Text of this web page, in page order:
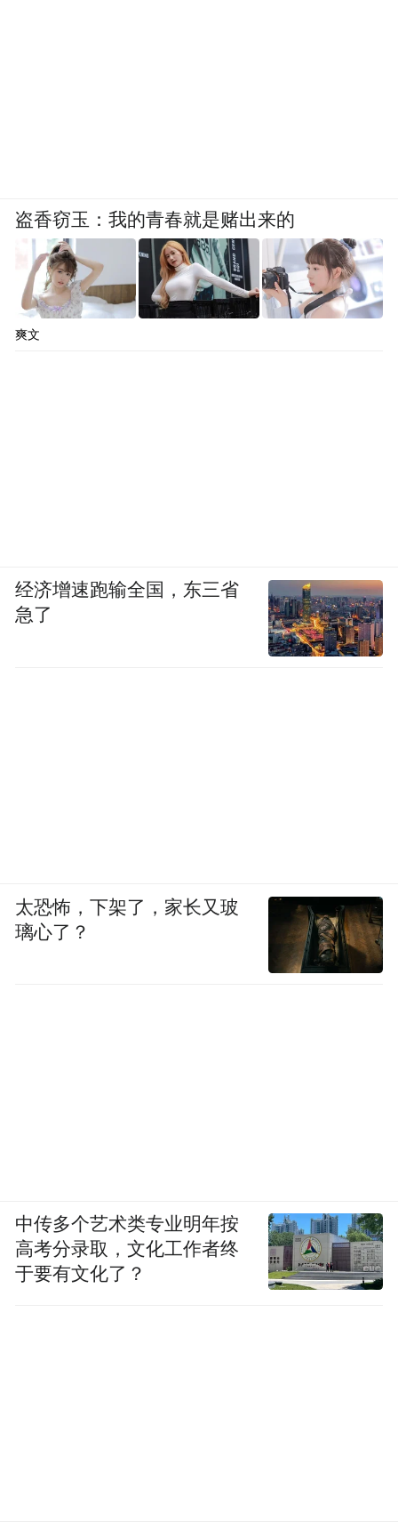
盗香窃玉：我的青春就是赌出来的
爽文
经济增速跑输全国，东三省
急了
太恐怖，下架了，家长又玻
璃心了？
中传多个艺术类专业明年按
高考分录取，文化工作者终
于要有文化了？